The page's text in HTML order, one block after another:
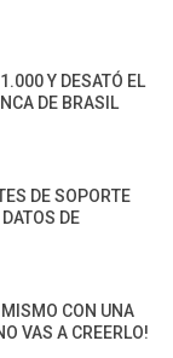
Y DESATÓ EL
DE BRASIL
DE SOPORTE
DE
MISMO CON UNA
VAS A CREERLO!